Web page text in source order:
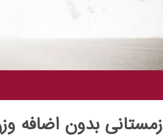
زمستانی بدون اضافه